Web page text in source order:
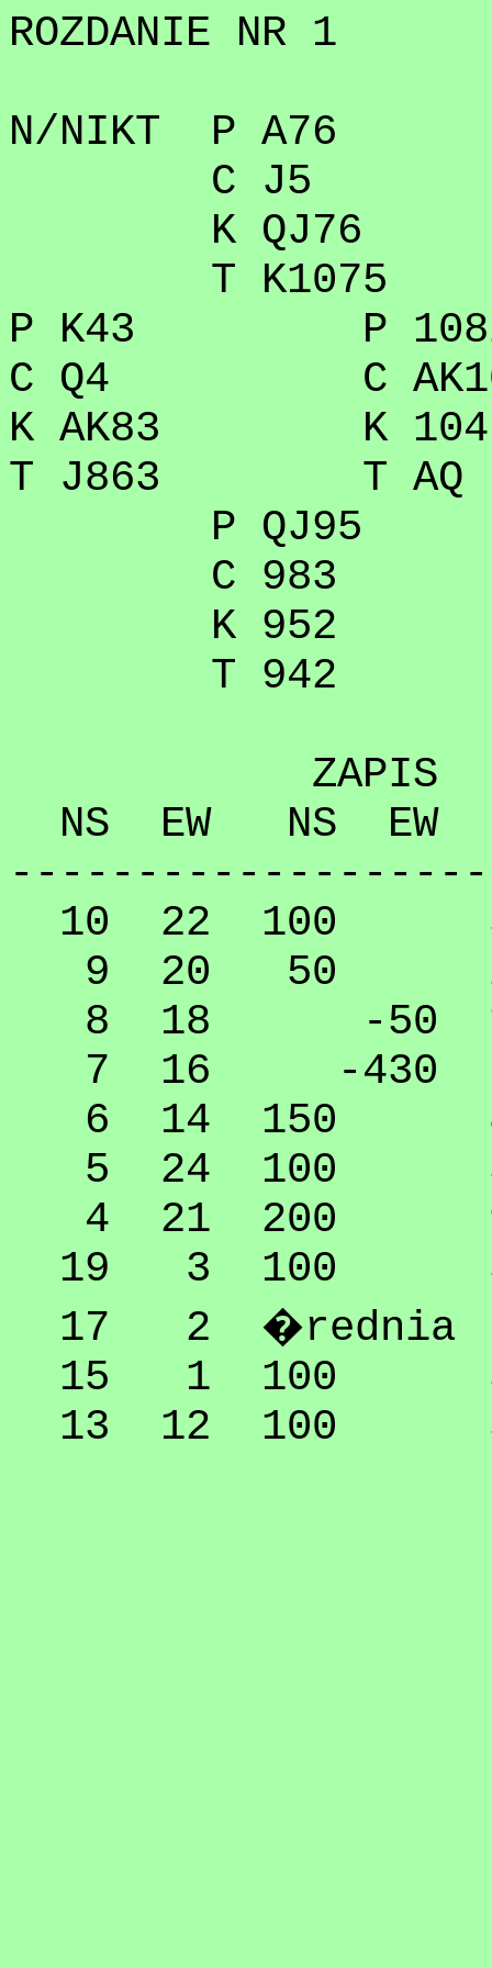
ROZDANIE NR 1
N/NIKT P A76
C J5
K QJ76
T K1075
P K43 P
C Q4 C
K AK83 K 104
T J863 T AQ
P QJ95
C 983
K 952
T 942
ZAPIS
NS EW NS
10 22 100
9 20 50
8 18 -50
7 16 -430
6 14 150
5 24 100
4 21 200
19 3 100
17 2 �rednia
15 1 100
13 12 100